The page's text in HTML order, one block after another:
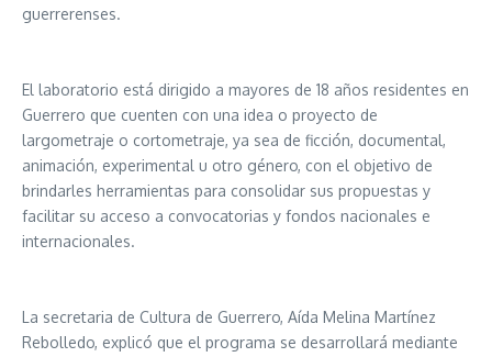
guerrerenses.
El laboratorio está dirigido a mayores de 18 años residentes en
Guerrero que cuenten con una idea o proyecto de
largometraje o cortometraje, ya sea de ficción, documental,
animación, experimental u otro género, con el objetivo de
brindarles herramientas para consolidar sus propuestas y
facilitar su acceso a convocatorias y fondos nacionales e
internacionales.
La secretaria de Cultura de Guerrero, Aída Melina Martínez
Rebolledo, explicó que el programa se desarrollará mediante